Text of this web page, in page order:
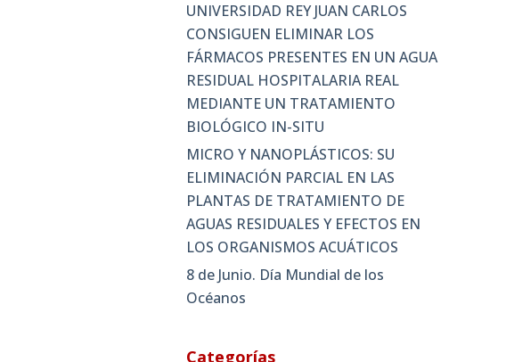
UNIVERSIDAD REY JUAN CARLOS
CONSIGUEN ELIMINAR LOS
FÁRMACOS PRESENTES EN UN AGUA
RESIDUAL HOSPITALARIA REAL
MEDIANTE UN TRATAMIENTO
BIOLÓGICO IN-SITU
MICRO Y NANOPLÁSTICOS: SU
ELIMINACIÓN PARCIAL EN LAS
PLANTAS DE TRATAMIENTO DE
AGUAS RESIDUALES Y EFECTOS EN
LOS ORGANISMOS ACUÁTICOS
8 de Junio. Día Mundial de los
Océanos
Categorías